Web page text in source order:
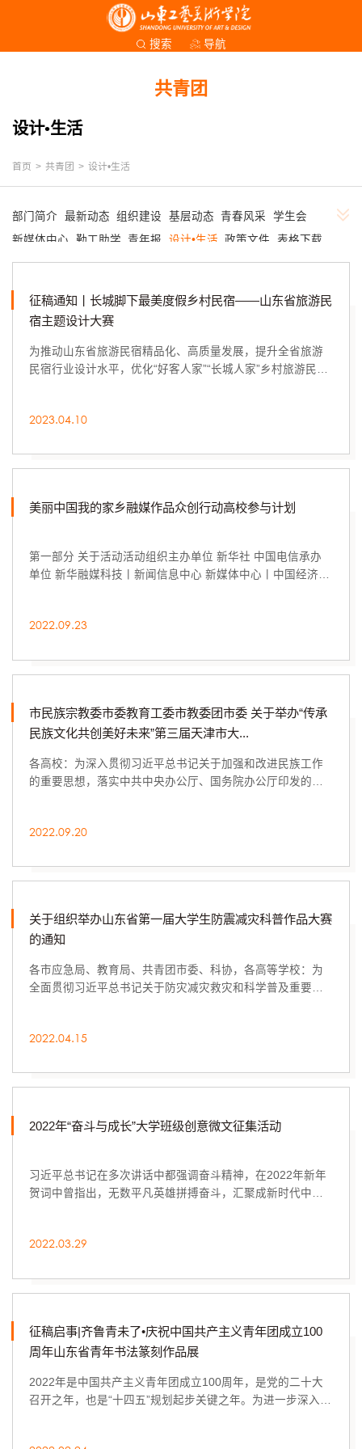
搜索 导航
共青团
设计•生活
首页 > 共青团 > 设计•生活
部门简介 最新动态 组织建设 基层动态 青春风采
学生会
新媒体中心
勤工助学 青年报 设计•生活 政策文件 表格下载
征稿通知丨长城脚下最美度假乡村民宿——山东省旅游民
宿主题设计大赛
为推动山东省旅游民宿精品化、高质量发展，提升全省旅游
民宿行业设计水平，优化“好客人家”“长城人家”乡村旅游民宿
2023.04.10
美丽中国我的家乡融媒作品众创行动高校参与计划
第一部分 关于活动活动组织主办单位 新华社 中国电信承办
单位 新华融媒科技丨新闻信息中心 新媒体中心丨中国经济信
2022.09.23
市民族宗教委市委教育工委市教委团市委 关于举办“传承
民族文化共创美好未来”第三届天津市大...
各高校：为深入贯彻习近平总书记关于加强和改进民族工作
的重要思想，落实中共中央办公厅、国务院办公厅印发的
2022.09.20
关于组织举办山东省第一届大学生防震减灾科普作品大赛
的通知
各市应急局、教育局、共青团市委、科协，各高等学校：为
全面贯彻习近平总书记关于防灾减灾救灾和科学普及重要论
2022.04.15
2022年“奋斗与成长”大学班级创意微文征集活动
习近平总书记在多次讲话中都强调奋斗精神，在2022年新年
贺词中曾指出，无数平凡英雄拼搏奋斗，汇聚成新时代中国
2022.03.29
征稿启事|齐鲁青未了•庆祝中国共产主义青年团成立100
周年山东省青年书法篆刻作品展
2022年是中国共产主义青年团成立100周年，是党的二十大
召开之年，也是“十四五”规划起步关键之年。为进一步深入学